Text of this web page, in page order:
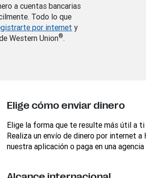
a cuentas bancarias
Todo lo que
por internet y
Western Union®.
Elige cómo enviar dinero
Elige la forma que te resulte más útil a
Realiza un envío de dinero por internet a
nuestra aplicación o paga en una